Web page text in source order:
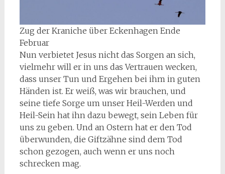
Zug der Kraniche über Eckenhagen Ende
Februar
Nun verbietet Jesus nicht das Sorgen an sich,
vielmehr will er in uns das Vertrauen wecken,
dass unser Tun und Ergehen bei ihm in guten
Händen ist. Er weiß, was wir brauchen, und
seine tiefe Sorge um unser Heil-Werden und
Heil-Sein hat ihn dazu bewegt, sein Leben für
uns zu geben. Und an Ostern hat er den Tod
überwunden, die Giftzähne sind dem Tod
schon gezogen, auch wenn er uns noch
schrecken mag.